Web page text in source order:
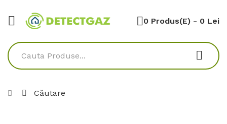
0 Produs(e) - 0 Lei
Căutare